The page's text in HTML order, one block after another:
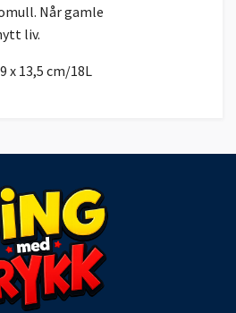
Når gamle
liv.
x 13,5 cm/18L